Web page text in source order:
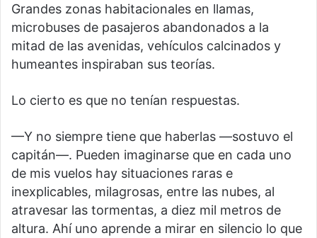
Grandes zonas habitacionales en llamas,
microbuses de pasajeros abandonados a la
mitad de las avenidas, vehículos calcinados y
humeantes inspiraban sus teorías.
Lo cierto es que no tenían respuestas.
—Y no siempre tiene que haberlas —sostuvo el
capitán—. Pueden imaginarse que en cada uno
de mis vuelos hay situaciones raras e
inexplicables, milagrosas, entre las nubes, al
atravesar las tormentas, a diez mil metros de
altura. Ahí uno aprende a mirar en silencio lo que